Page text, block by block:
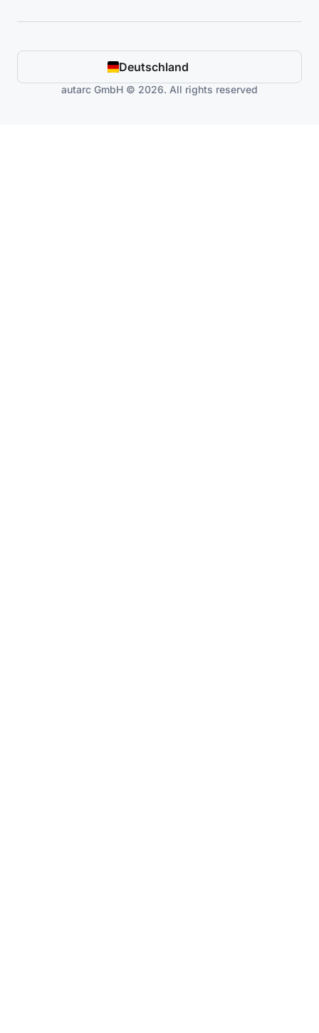
Deutschland
autarc GmbH © 2026. All rights reserved